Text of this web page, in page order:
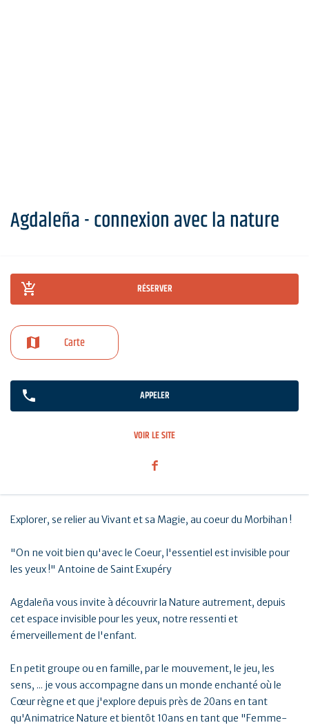
Agdaleña - connexion avec la nature
RÉSERVER
Carte
APPELER
VOIR LE SITE
Explorer, se relier au Vivant et sa Magie, au coeur du Morbihan !
"On ne voit bien qu'avec le Coeur, l'essentiel est invisible pour
les yeux !" Antoine de Saint Exupéry
Agdaleña vous invite à découvrir la Nature autrement, depuis
cet espace invisible pour les yeux, notre ressenti et
émerveillement de l'enfant.
En petit groupe ou en famille, par le mouvement, le jeu, les
sens, ... je vous accompagne dans un monde enchanté où le
Cœur règne et que j'explore depuis près de 20ans en tant
qu'Animatrice Nature et bientôt 10ans en tant que "Femme-